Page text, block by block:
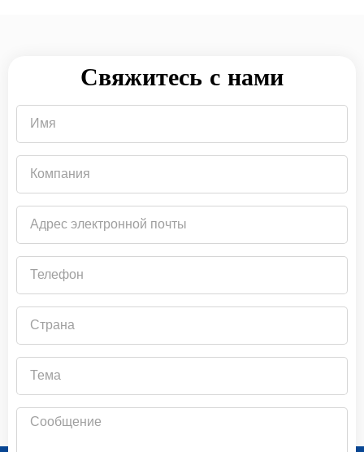
Свяжитесь с нами
электронной
почты
Сообщение